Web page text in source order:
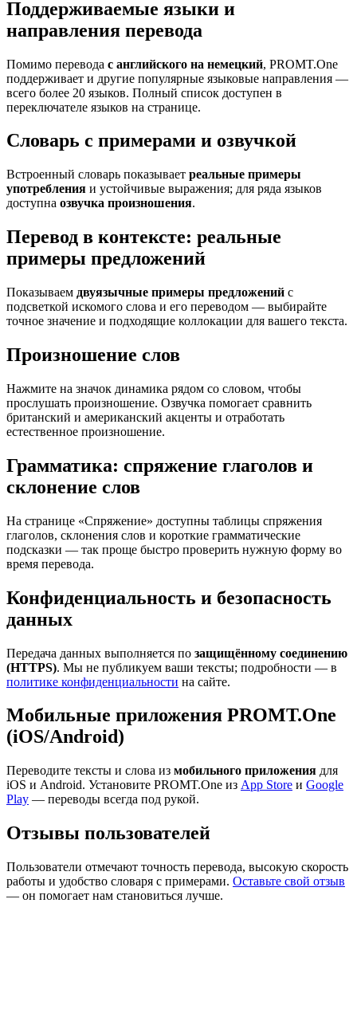
Поддерживаемые языки и
направления перевода
Помимо перевода с английского на немецкий, PROMT.One
поддерживает и другие популярные языковые направления —
всего более 20 языков. Полный список доступен в
переключателе языков на странице.
Словарь с примерами и озвучкой
Встроенный словарь показывает реальные примеры
употребления и устойчивые выражения; для ряда языков
доступна озвучка произношения.
Перевод в контексте: реальные
примеры предложений
Показываем двуязычные примеры предложений с
подсветкой искомого слова и его переводом — выбирайте
точное значение и подходящие коллокации для вашего текста.
Произношение слов
Нажмите на значок динамика рядом со словом, чтобы
прослушать произношение. Озвучка помогает сравнить
британский и американский акценты и отработать
естественное произношение.
Грамматика: спряжение глаголов и
склонение слов
На странице «Спряжение» доступны таблицы спряжения
глаголов, склонения слов и короткие грамматические
подсказки — так проще быстро проверить нужную форму во
время перевода.
Конфиденциальность и безопасность
данных
Передача данных выполняется по защищённому соединению
(HTTPS). Мы не публикуем ваши тексты; подробности — в
политике конфиденциальности на сайте.
Мобильные приложения PROMT.One
(iOS/Android)
Переводите тексты и слова из мобильного приложения для
iOS и Android. Установите PROMT.One из App Store и Google
Play — переводы всегда под рукой.
Отзывы пользователей
Пользователи отмечают точность перевода, высокую скорость
работы и удобство словаря с примерами. Оставьте свой отзыв
— он помогает нам становиться лучше.